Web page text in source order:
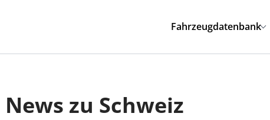
Fahrzeugdatenbank
zu Schweiz